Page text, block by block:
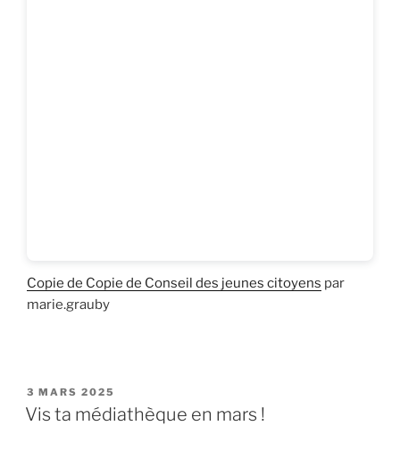
Copie de Copie de Conseil des jeunes citoyens par
marie.grauby
PUBLIÉ
LE
3 MARS 2025
Vis ta médiathèque en mars !